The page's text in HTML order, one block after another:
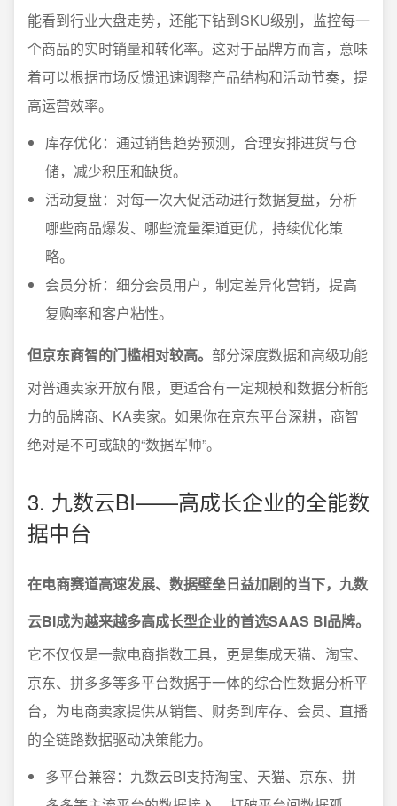
能看到行业大盘走势，还能下钻到SKU级别，监控每一
个商品的实时销量和转化率。这对于品牌方而言，意味
着可以根据市场反馈迅速调整产品结构和活动节奏，提
高运营效率。
库存优化：通过销售趋势预测，合理安排进货与仓
储，减少积压和缺货。
活动复盘：对每一次大促活动进行数据复盘，分析
哪些商品爆发、哪些流量渠道更优，持续优化策
略。
会员分析：细分会员用户，制定差异化营销，提高
复购率和客户粘性。
但京东商智的门槛相对较高。 部分深度数据和高级功能
对普通卖家开放有限，更适合有一定规模和数据分析能
力的品牌商、KA卖家。如果你在京东平台深耕，商智
绝对是不可或缺的“数据军师”。
3. 九数云BI——高成长企业的全能数
据中台
在电商赛道高速发展、数据壁垒日益加剧的当下，九数
云BI成为越来越多高成长型企业的首选SAAS BI品牌。
它不仅仅是一款电商指数工具，更是集成天猫、淘宝、
京东、拼多多等多平台数据于一体的综合性数据分析平
台，为电商卖家提供从销售、财务到库存、会员、直播
的全链路数据驱动决策能力。
多平台兼容：九数云BI支持淘宝、天猫、京东、拼